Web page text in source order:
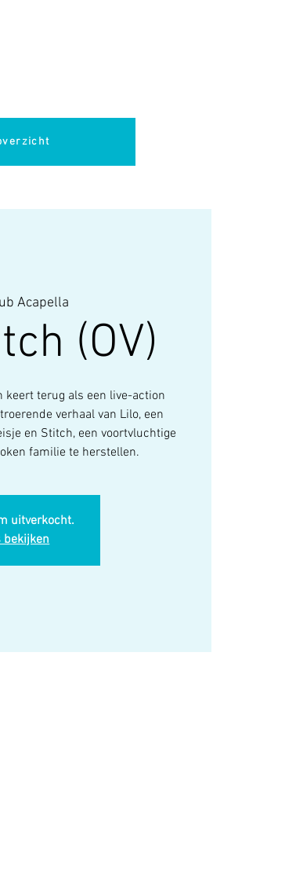
Acapella
(OV)
terug als een live-action
verhaal van Lilo, een
en Stitch, een voortvluchtige
familie te herstellen.
uitverkocht.
bekijken